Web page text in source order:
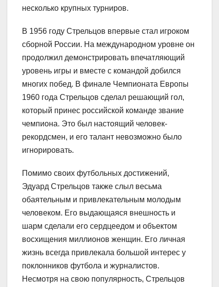
несколько крупных турниров.
В 1956 году Стрельцов впервые стал игроком
сборной России. На международном уровне он
продолжил демонстрировать впечатляющий
уровень игры и вместе с командой добился
многих побед. В финале Чемпионата Европы
1960 года Стрельцов сделал решающий гол,
который принес российской команде звание
чемпиона. Это был настоящий человек-
рекордсмен, и его талант невозможно было
игнорировать.
Помимо своих футбольных достижений,
Эдуард Стрельцов также слыл весьма
обаятельным и привлекательным молодым
человеком. Его выдающаяся внешность и
шарм сделали его сердцеедом и объектом
восхищения миллионов женщин. Его личная
жизнь всегда привлекала большой интерес у
поклонников футбола и журналистов.
Несмотря на свою популярность, Стрельцов